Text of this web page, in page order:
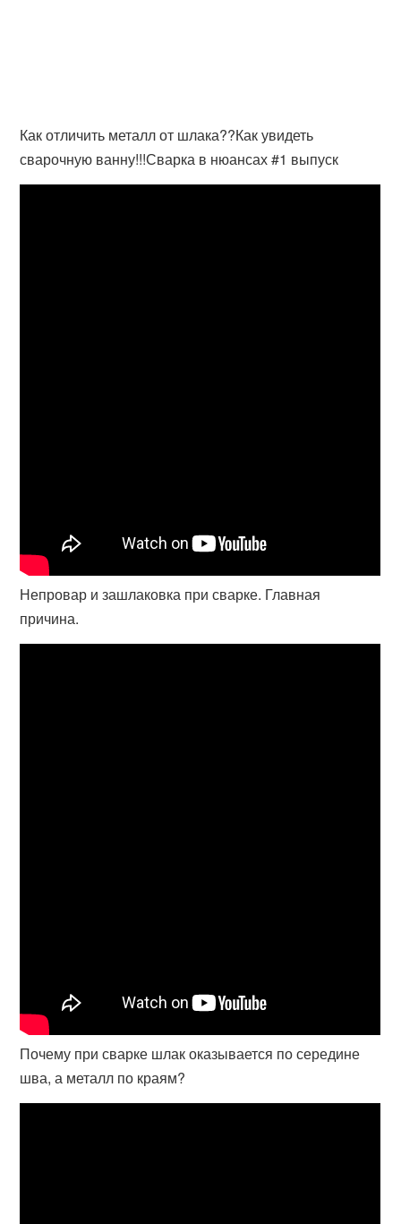
Как отличить металл от шлака??Как увидеть
сварочную ванну!!!Сварка в нюансах #1 выпуск
Непровар и зашлаковка при сварке. Главная
причина.
Почему при сварке шлак оказывается по середине
шва, а металл по краям?